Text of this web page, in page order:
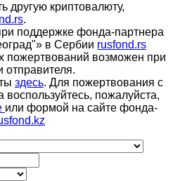
другую криптовалюту,
.
поддержке фонда-партнера
в Сербии rusfond.rs
пожертвований возможен при
отправителя.
здесь. Для пожертвования с
воспользуйтесь, пожалуйста,
или формой на сайте фонда-